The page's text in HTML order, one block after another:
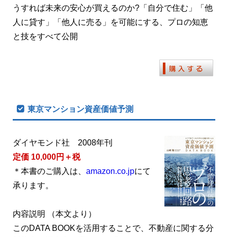
うすれば未来の安心が買えるのか?「自分で住む」「他
人に貸す」「他人に売る」を可能にする、プロの知恵
と技をすべて公開
東京マンション資産価値予測
ダイヤモンド社 2008年刊
定価 10,000円＋税
＊本書のご購入は、 amazon.co.jpにて
承ります。
内容説明 （本文より）
このDATA BOOKを活用することで、不動産に関する分